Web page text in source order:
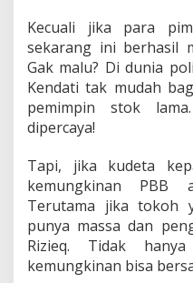
Kecuali jika para
sekarang ini berhasil
Gak malu? Di dunia
Kendati tak mudah
pemimpin stok
dipercaya!
Tapi, jika kudeta
kemungkinan PBB
Terutama jika tokoh
punya massa dan
Rizieq. Tidak
kemungkinan bisa